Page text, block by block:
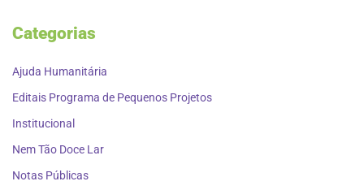
Categorias
Ajuda Humanitária
Editais Programa de Pequenos Projetos
Institucional
Nem Tão Doce Lar
Notas Públicas